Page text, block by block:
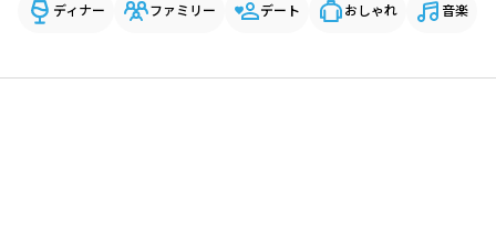
ディナー ファミリー デート おしゃれ 音楽